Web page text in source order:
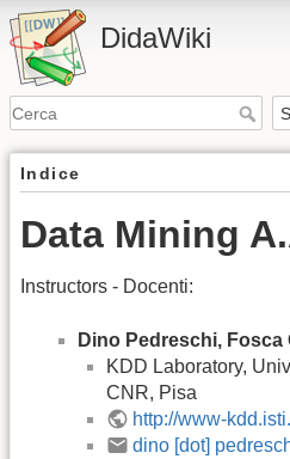
DidaWiki
Indice
Data Mining
Instructors - Docenti:
Dino Pedreschi,
KDD Laboratory,
CNR, Pisa
http://www-
dino [dot]